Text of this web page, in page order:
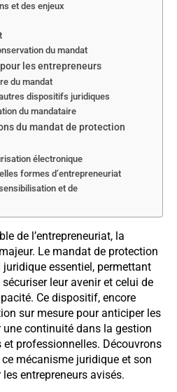
et des enjeux
du mandat
les entrepreneurs
du mandat
dispositifs juridiques
du mandataire
du mandat de protection
électronique
formes d’entrepreneuriat
et de
de l’entrepreneuriat, la
Le mandat de protection
essentiel, permettant
leur avenir et celui de
Ce dispositif, encore
sur mesure pour anticiper les
continuité dans la gestion
professionnelles. Découvrons
mécanisme juridique et son
entrepreneurs avisés.